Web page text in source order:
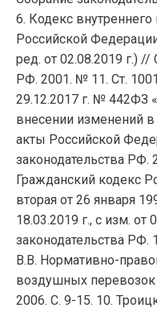
6. Кодекс внутреннего
Российской
ред. от 02.08.2019 г.) //
РФ. 2001. № 11. Ст.
29.12.2017 г. № 442ФЗ
внесении изменений
акты Российской
законодательства РФ.
Гражданский кодекс
вторая от 26 января
18.03.2019 г., с изм. от
законодательства РФ.
В.В. Нормативно-
воздушных
2006. С. 9-15. 10.